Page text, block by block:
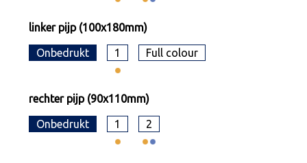
linker pijp (100x180mm)
Onbedrukt 1 Full colour
rechter pijp (90x110mm)
Onbedrukt 1 2